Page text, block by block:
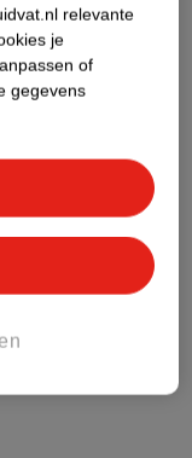
geen Nature
relevante
je
of
gegevens